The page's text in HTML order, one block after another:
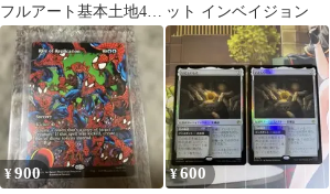
フルアート基本土地4枚
セット foil
ット インベイジョン
¥900 ¥600